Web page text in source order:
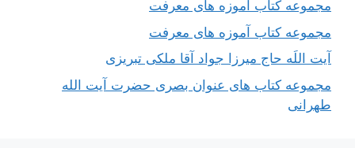
مجموعه کتاب آموزه های معرفت
مجموعه کتاب آموزه های معرفت
آیت اللَه حاج میرزا جواد آقا ملکی تبریزی
مجموعه کتاب های عنوان بصری حضرت آیت الله
طهرانی